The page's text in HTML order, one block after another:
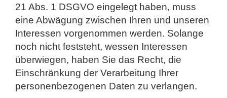
21 Abs. 1 DSGVO eingelegt haben, muss
eine Abwägung zwischen Ihren und unseren
Interessen vorgenommen werden. Solange
noch nicht feststeht, wessen Interessen
überwiegen, haben Sie das Recht, die
Einschränkung der Verarbeitung Ihrer
personenbezogenen Daten zu verlangen.